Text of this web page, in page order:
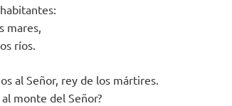
mares,
ríos.
al Señor, rey de los mártires.
monte del Señor?